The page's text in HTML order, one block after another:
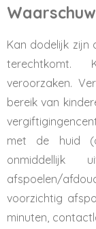
Kan dodelijk zijn
terechtkomt.
veroorzaken.
bereik van
met de huid
afspoelen/
voorzichtig
minuten,